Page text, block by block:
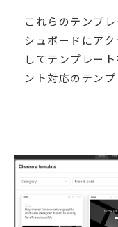
これらのテンプ
シュボードにア
してテンプレー
ント対応のテンプ